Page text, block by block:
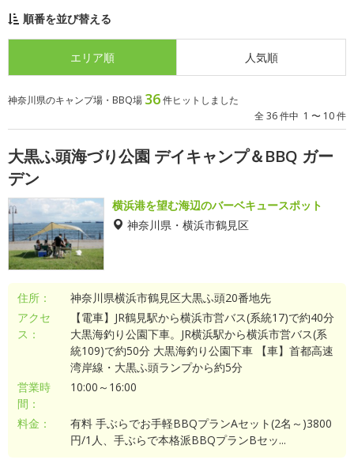
順番を並び替える
エリア順 人気順
神奈川県のキャンプ場・BBQ場 36件ヒットしました
全 36 件中 1 〜 10 件
大黒ふ頭海づり公園 デイキャンプ＆BBQ ガー
デン
横浜港を望む海辺のバーベキュースポット
神奈川県・横浜市鶴見区
住所：
神奈川県横浜市鶴見区大黒ふ頭20番地先
アクセ
ス：
【電車】JR鶴見駅から横浜市営バス(系統17)で約40分
大黒海釣り公園下車。JR横浜駅から横浜市営バス(系
統109)で約50分 大黒海釣り公園下車 【車】首都高速
湾岸線・大黒ふ頭ランプから約5分
営業時
間：
10:00～16:00
料金：
有料 手ぶらでお手軽BBQプランAセット(2名～)3800
円/1人、手ぶらで本格派BBQプランBセッ...